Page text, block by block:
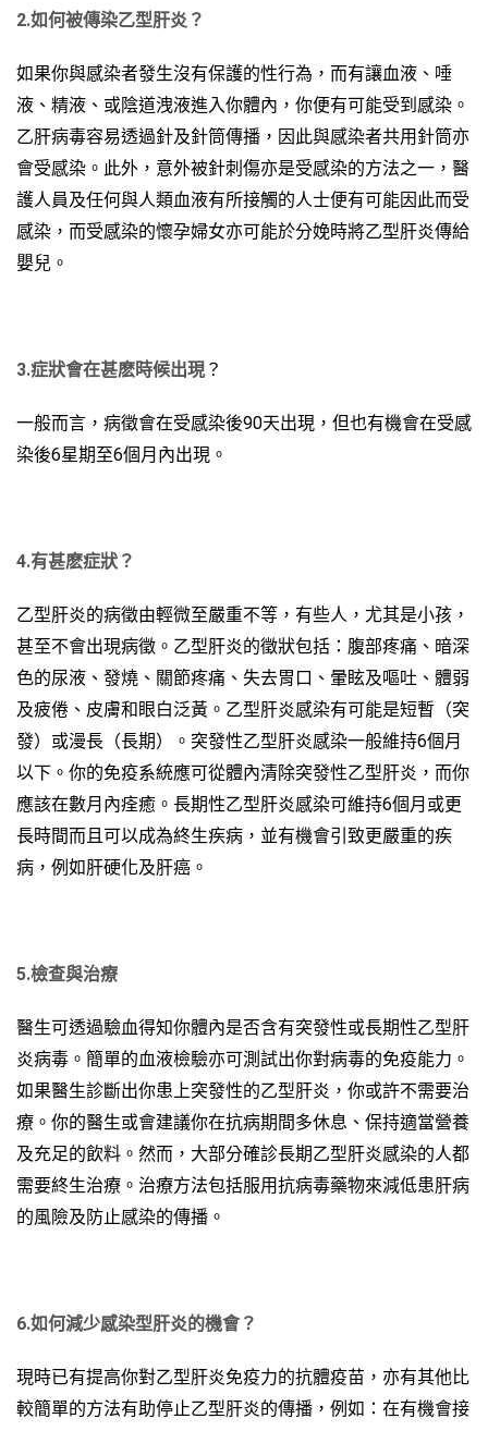
2.如何被傳染乙型肝炎？
如果你與感染者發生沒有保護的性行為，而有讓血液、唾
液、精液、或陰道洩液進入你體內，你便有可能受到感染。
乙肝病毒容易透過針及針筒傳播，因此與感染者共用針筒亦
會受感染。此外，意外被針刺傷亦是受感染的方法之一，醫
護人員及任何與人類血液有所接觸的人士便有可能因此而受
感染，而受感染的懷孕婦女亦可能於分娩時將乙型肝炎傳給
嬰兒。
3.症狀會在甚麽時候出現 ？
一般而言，病徵會在受感染後90天出現，但也有機會在受感
染後6星期至6個月內出現。
4.有甚麽症狀？
乙型肝炎的病徵由輕微至嚴重不等，有些人，尤其是小孩，
甚至不會出現病徵。乙型肝炎的徵狀包括：腹部疼痛、暗深
色的尿液、發燒、關節疼痛、失去胃口、暈眩及嘔吐、體弱
及疲倦、皮膚和眼白泛黃。乙型肝炎感染有可能是短暫（突
發）或漫長（長期）。突發性乙型肝炎感染一般維持6個月
以下。你的免疫系統應可從體內清除突發性乙型肝炎，而你
應該在數月內痊癒。長期性乙型肝炎感染可維持6個月或更
長時間而且可以成為終生疾病，並有機會引致更嚴重的疾
病，例如肝硬化及肝癌。
5.檢查與治療
醫生可透過驗血得知你體內是否含有突發性或長期性乙型肝
炎病毒。簡單的血液檢驗亦可測試出你對病毒的免疫能力。
如果醫生診斷出你患上突發性的乙型肝炎，你或許不需要治
療。你的醫生或會建議你在抗病期間多休息、保持適當營養
及充足的飲料。然而，大部分確診長期乙型肝炎感染的人都
需要終生治療。治療方法包括服用抗病毒藥物來減低患肝病
的風險及防止感染的傳播。
6.如何減少感染型肝炎的機會？
現時已有提高你對乙型肝炎免疫力的抗體疫苗，亦有其他比
較簡單的方法有助停止乙型肝炎的傳播，例如：在有機會接